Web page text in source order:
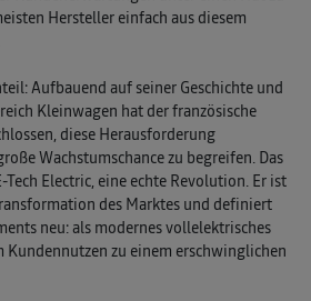
Hersteller einfach aus diesem
Aufbauend auf seiner Geschichte und
Kleinwagen hat der französische
diese Herausforderung
Wachstumschance zu begreifen. Das
Electric, eine echte Revolution. Er ist
des Marktes und definiert
neu: als modernes vollelektrisches
zu einem erschwinglichen